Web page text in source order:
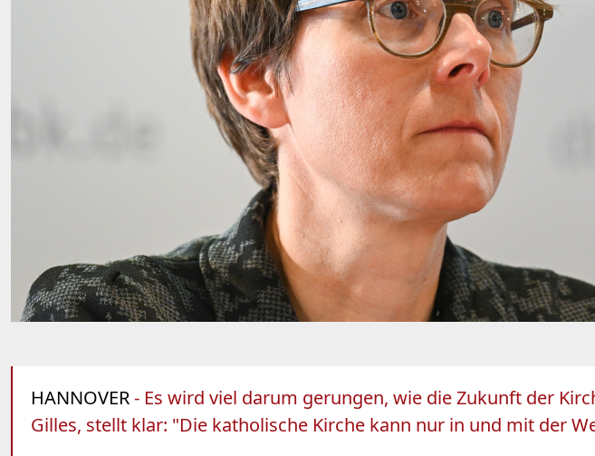
HANNOVER- Es wird viel darum gerungen, wie die Zukunft der
Gilles, stellt klar: "Die katholische Kirche kann nur in und mit der